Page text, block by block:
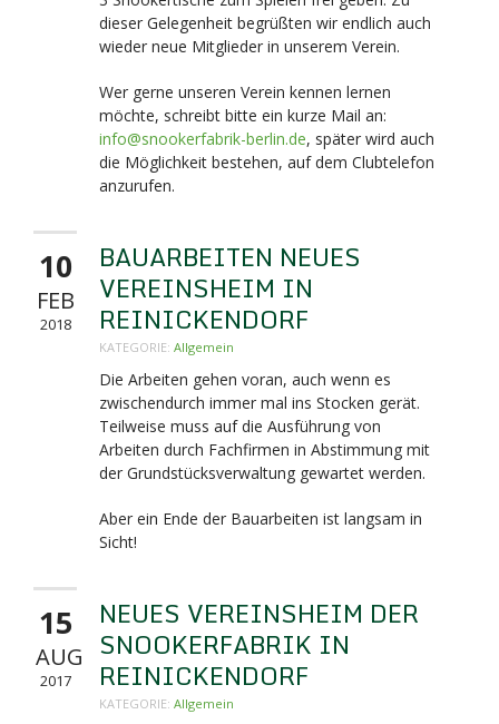
dieser Gelegenheit begrüßten wir endlich auch
wieder neue Mitglieder in unserem Verein.
Wer gerne unseren Verein kennen lernen
möchte, schreibt bitte ein kurze Mail an:
info@snookerfabrik-berlin.de, später wird auch
die Möglichkeit bestehen, auf dem Clubtelefon
anzurufen.
10
FEB
2018
BAUARBEITEN NEUES
VEREINSHEIM IN
REINICKENDORF
KATEGORIE: Allgemein
Die Arbeiten gehen voran, auch wenn es
zwischendurch immer mal ins Stocken gerät.
Teilweise muss auf die Ausführung von
Arbeiten durch Fachfirmen in Abstimmung mit
der Grundstücksverwaltung gewartet werden.
Aber ein Ende der Bauarbeiten ist langsam in
Sicht!
15
AUG
2017
NEUES VEREINSHEIM DER
SNOOKERFABRIK IN
REINICKENDORF
KATEGORIE: Allgemein